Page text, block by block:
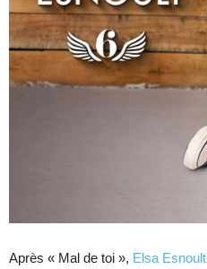
Après « Mal de toi », Elsa Esnoult